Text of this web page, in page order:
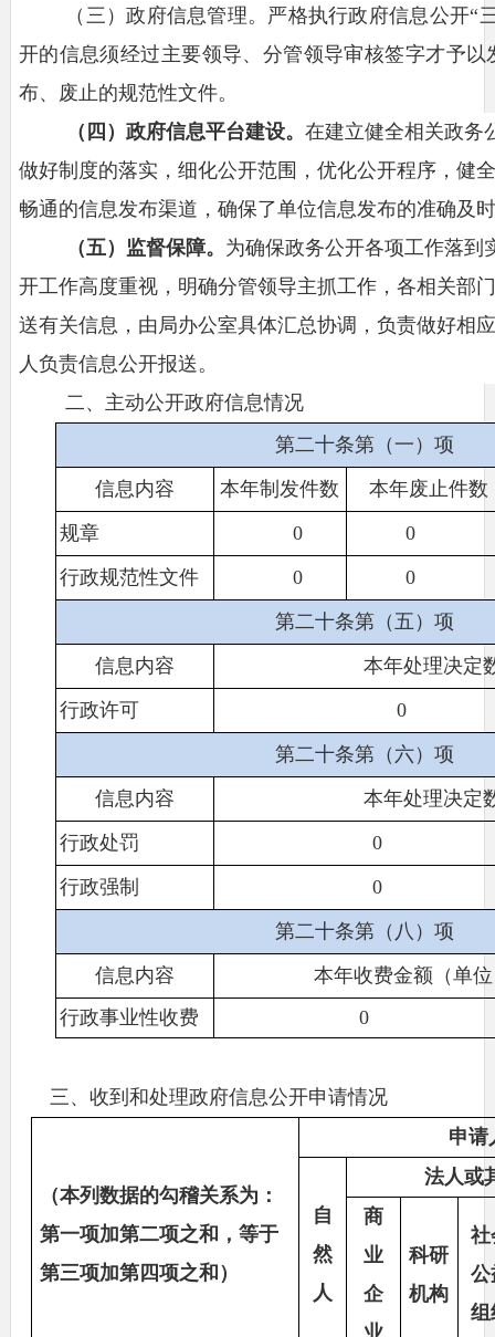
（ 三 ）政府信息管理。 严格执行政府信息公开“
开的信息须经过主要领导、分管领导审核签字才予
布、废止的规范性文件。
（ 四 ） 政府信息平台建设。 在建立健全相关政务
做好制度的落实，细化公开范围，优化公开程序，健
畅通的信息发布渠道，确保了单位信息发布的准确及
（五） 监督保障。 为确保政务公开各项工作落到
开工作高度重视，明确分管领导主抓工作，各相关部
送有关信息，由局办公室具体汇总协调，负责做好相
人负责信息公开报送。
二、主动公开政府信息情况
第二十条第（一）项
信息内容
本年制发件数
本年废止件数
规章
0
0
行政规范性文件
0
0
第二十条第（五）项
信息内容
本年处理决定
行政许可
0
第二十条第（六）项
信息内容
本年处理决定
行政处罚
0
行政强制
0
第二十条第（八）项
信息内容
本年收费金额（单
行政事业性收费
0
三、收到和处理政府信息公开申请情况
（本列数据的勾稽关系为：
第一项加第二项之和，等于
第三项加第四项之和）
申请
自
然
人
法人或
商
业
企
业
科研
机构
社
公
组